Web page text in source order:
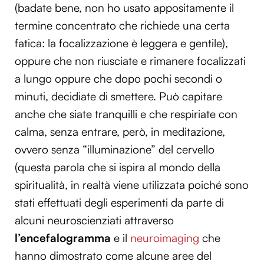
(badate bene, non ho usato appositamente il
termine concentrato che richiede una certa
fatica: la focalizzazione è leggera e gentile),
oppure che non riusciate e rimanere focalizzati
a lungo oppure che dopo pochi secondi o
minuti, decidiate di smettere. Può capitare
anche che siate tranquilli e che respiriate con
calma, senza entrare, però, in meditazione,
ovvero senza “illuminazione” del cervello
(questa parola che si ispira al mondo della
spiritualità, in realtà viene utilizzata poiché sono
stati effettuati degli esperimenti da parte di
alcuni neuroscienziati attraverso
l’encefalogramma e il neuroimaging che
hanno dimostrato come alcune aree del